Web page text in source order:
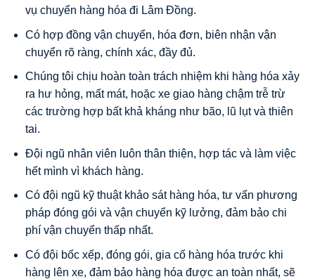
vụ chuyển hàng hóa đi Lâm Đồng.
Có hợp đồng vận chuyển, hóa đơn, biên nhận vận
chuyển rõ ràng, chính xác, đầy đủ.
Chúng tôi chịu hoàn toàn trách nhiệm khi hàng hóa xảy
ra hư hỏng, mất mát, hoặc xe giao hàng chậm trễ trừ
các trường hợp bất khả kháng như bão, lũ lụt và thiên
tai.
Đội ngũ nhân viên luôn thân thiện, hợp tác và làm việc
hết mình vì khách hàng.
Có đội ngũ kỹ thuật khảo sát hàng hóa, tư vấn phương
pháp đóng gói và vận chuyển kỹ lưởng, đảm bảo chi
phí vận chuyển thấp nhất.
Có đội bốc xếp, đóng gói, gia cố hàng hóa trước khi
hàng lên xe, đảm bảo hàng hóa được an toàn nhất, sẽ